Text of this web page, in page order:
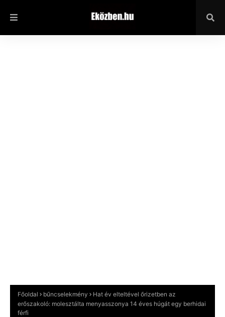
Főoldal bűncselekmény
Hat év elteltével őrizetben az
erőszakoló: molesztálta menyasszonya 14 éves húgát egy berhidai
férfi